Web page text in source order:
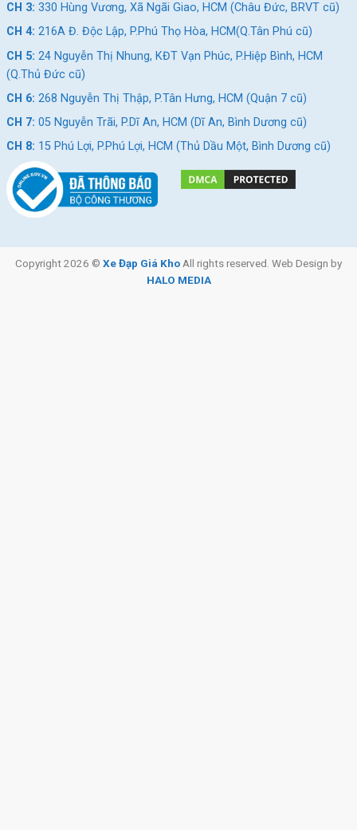
CH 3: 330 Hùng Vương, Xã Ngãi Giao, HCM (Châu Đức, BRVT cũ)
CH 4: 216A Đ. Độc Lập, P.Phú Thọ Hòa, HCM(Q.Tân Phú cũ)
CH 5: 24 Nguyễn Thị Nhung, KĐT Vạn Phúc, P.Hiệp Bình, HCM
(Q.Thủ Đức cũ)
CH 6: 268 Nguyễn Thị Thập, P.Tân Hưng, HCM (Quận 7 cũ)
CH 7: 05 Nguyễn Trãi, P.Dĩ An, HCM (Dĩ An, Bình Dương cũ)
CH 8: 15 Phú Lợi, P.Phú Lợi, HCM (Thủ Dầu Một, Bình Dương cũ)
Copyright 2026 © Xe Đạp Giá KhoAll rights reserved. Web Design by
HALO MEDIA